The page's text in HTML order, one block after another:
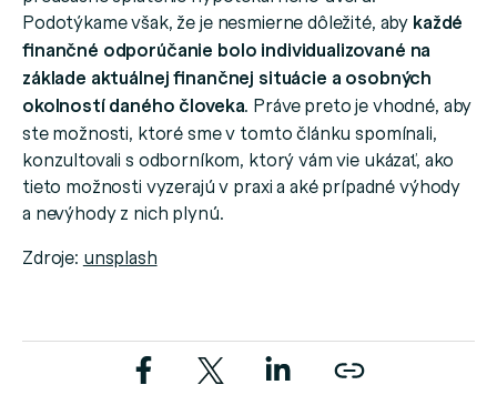
Podotýkame však, že je nesmierne dôležité, aby každé
finančné odporúčanie bolo individualizované na
základe aktuálnej finančnej situácie a osobných
okolností daného človeka. Práve preto je vhodné, aby
ste možnosti, ktoré sme v tomto článku spomínali,
konzultovali s odborníkom, ktorý vám vie ukázať, ako
tieto možnosti vyzerajú v praxi a aké prípadné výhody
a nevýhody z nich plynú.
Zdroje: unsplash